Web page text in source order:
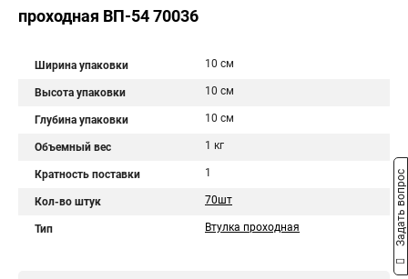
проходная ВП-54 70036
Ширина упаковки 10 см
Высота упаковки 10 см
Глубина упаковки 10 см
Объемный вес 1 кг
Кратность поставки 1
Кол-во штук 70шт
Тип Втулка проходная Задать вопрос